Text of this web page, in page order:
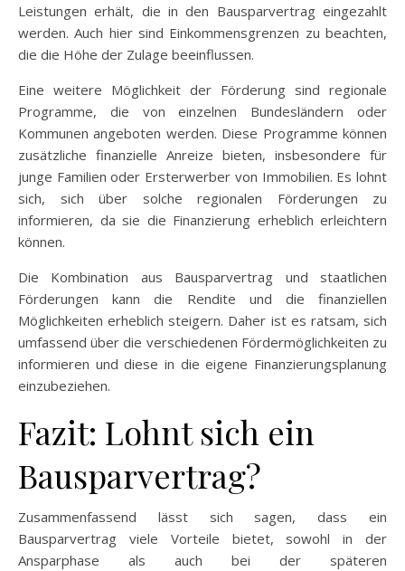
Leistungen erhält, die in den Bausparvertrag eingezahlt
werden. Auch hier sind Einkommensgrenzen zu beachten,
die die Höhe der Zulage beeinflussen.
Eine weitere Möglichkeit der Förderung sind regionale
Programme, die von einzelnen Bundesländern oder
Kommunen angeboten werden. Diese Programme können
zusätzliche finanzielle Anreize bieten, insbesondere für
junge Familien oder Ersterwerber von Immobilien. Es lohnt
sich, sich über solche regionalen Förderungen zu
informieren, da sie die Finanzierung erheblich erleichtern
können.
Die Kombination aus Bausparvertrag und staatlichen
Förderungen kann die Rendite und die finanziellen
Möglichkeiten erheblich steigern. Daher ist es ratsam, sich
umfassend über die verschiedenen Fördermöglichkeiten zu
informieren und diese in die eigene Finanzierungsplanung
einzubeziehen.
Fazit: Lohnt sich ein
Bausparvertrag?
Zusammenfassend lässt sich sagen, dass ein
Bausparvertrag viele Vorteile bietet, sowohl in der
Ansparphase als auch bei der späteren